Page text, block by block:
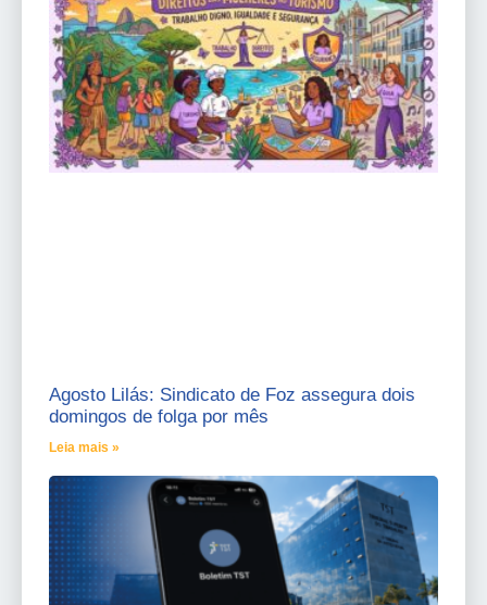
Agosto Lilás: Sindicato de Foz assegura dois
domingos de folga por mês
Leia mais »